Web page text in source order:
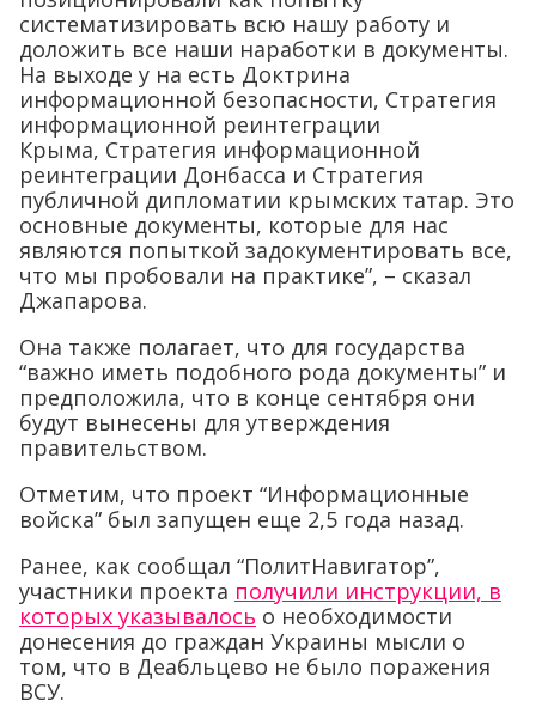
систематизировать всю нашу работу и
доложить все наши наработки в документы.
На выходе у на есть Доктрина
информационной безопасности, Стратегия
информационной реинтеграции
Крыма, Стратегия информационной
реинтеграции Донбасса и Стратегия
публичной дипломатии крымских татар. Это
основные документы, которые для нас
являются попыткой задокументировать все,
что мы пробовали на практике”, – сказал
Джапарова.
Она также полагает, что для государства
“важно иметь подобного рода документы” и
предположила, что в конце сентября они
будут вынесены для утверждения
правительством.
Отметим, что проект “Информационные
войска” был запущен еще 2,5 года назад.
Ранее, как сообщал “ПолитНавигатор”,
участники проекта получили инструкции, в
которых указывалось о необходимости
донесения до граждан Украины мысли о
том, что в Деабльцево не было поражения
ВСУ.